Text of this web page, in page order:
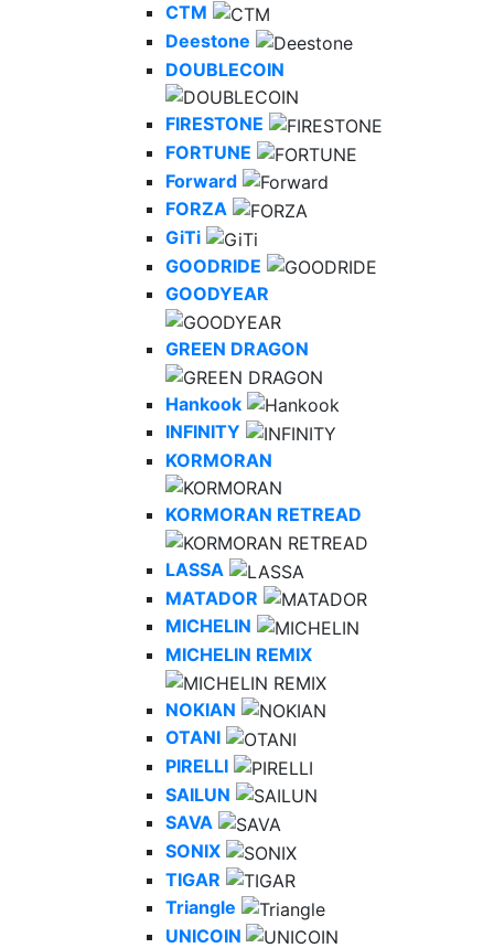
CTM
Deestone
DOUBLECOIN
FIRESTONE
FORTUNE
Forward
FORZA
GiTi
GOODRIDE
GOODYEAR
GREEN DRAGON
Hankook
INFINITY
KORMORAN
KORMORAN RETREAD
LASSA
MATADOR
MICHELIN
MICHELIN REMIX
NOKIAN
OTANI
PIRELLI
SAILUN
SAVA
SONIX
TIGAR
Triangle
UNICOIN